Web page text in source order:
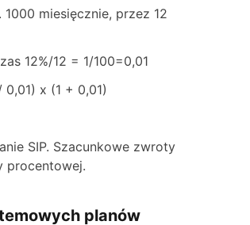
miesięcznie, przez 12
12%/12 = 1/100=0,01
x (1 + 0,01)
SIP. Szacunkowe zwroty
procentowej.
planów